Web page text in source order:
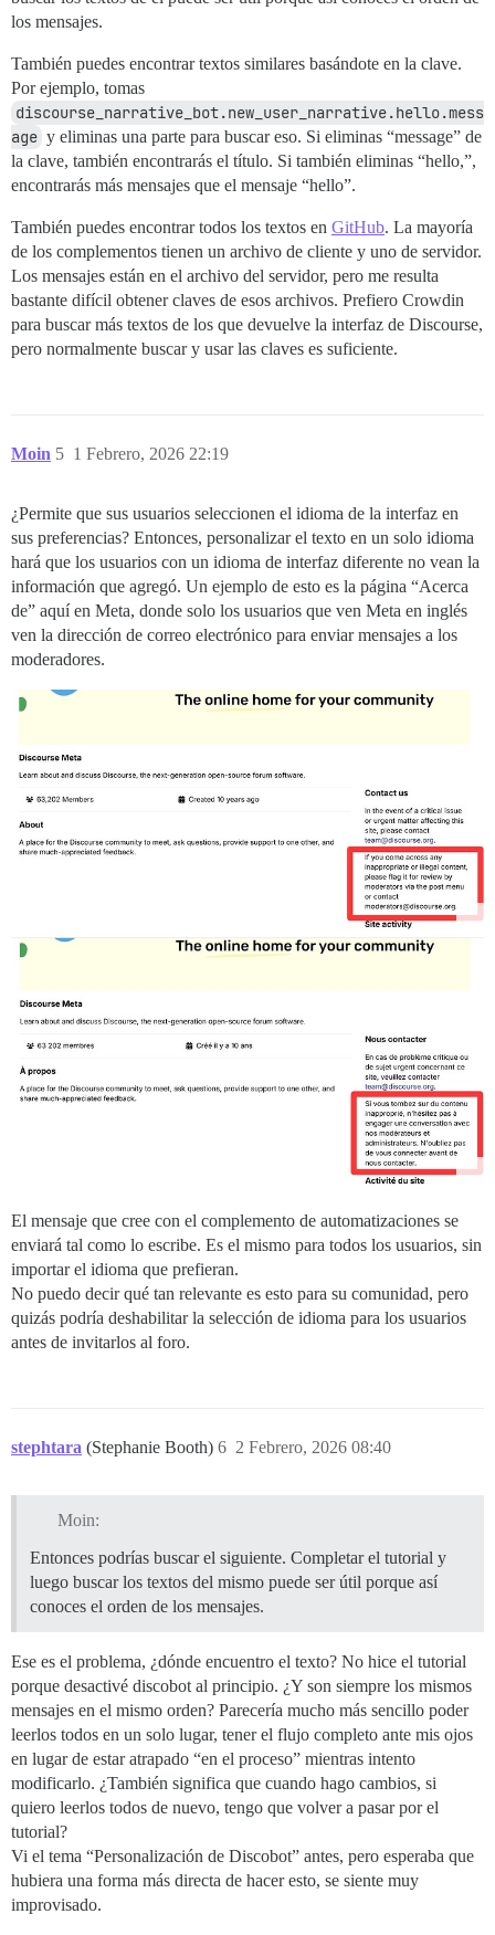
los mensajes.
También puedes encontrar textos similares basándote en la clave.
Por ejemplo, tomas
discourse_narrative_bot.new_user_narrative.hello.mess
age y eliminas una parte para buscar eso. Si eliminas “message” de
la clave, también encontrarás el título. Si también eliminas “hello,”,
encontrarás más mensajes que el mensaje “hello”.
También puedes encontrar todos los textos en GitHub. La mayoría
de los complementos tienen un archivo de cliente y uno de servidor.
Los mensajes están en el archivo del servidor, pero me resulta
bastante difícil obtener claves de esos archivos. Prefiero Crowdin
para buscar más textos de los que devuelve la interfaz de Discourse,
pero normalmente buscar y usar las claves es suficiente.
Moin 1 Febrero, 2026 22:19
5
¿Permite que sus usuarios seleccionen el idioma de la interfaz en
sus preferencias? Entonces, personalizar el texto en un solo idioma
hará que los usuarios con un idioma de interfaz diferente no vean la
información que agregó. Un ejemplo de esto es la página “Acerca
de” aquí en Meta, donde solo los usuarios que ven Meta en inglés
ven la dirección de correo electrónico para enviar mensajes a los
moderadores.
El mensaje que cree con el complemento de automatizaciones se
enviará tal como lo escribe. Es el mismo para todos los usuarios, sin
importar el idioma que prefieran.
No puedo decir qué tan relevante es esto para su comunidad, pero
quizás podría deshabilitar la selección de idioma para los usuarios
antes de invitarlos al foro.
stephtara (Stephanie Booth) 2 Febrero, 2026 08:40
6
Moin:
Entonces podrías buscar el siguiente. Completar el tutorial y
luego buscar los textos del mismo puede ser útil porque así
conoces el orden de los mensajes.
Ese es el problema, ¿dónde encuentro el texto? No hice el tutorial
porque desactivé discobot al principio. ¿Y son siempre los mismos
mensajes en el mismo orden? Parecería mucho más sencillo poder
leerlos todos en un solo lugar, tener el flujo completo ante mis ojos
en lugar de estar atrapado “en el proceso” mientras intento
modificarlo. ¿También significa que cuando hago cambios, si
quiero leerlos todos de nuevo, tengo que volver a pasar por el
tutorial?
Vi el tema “Personalización de Discobot” antes, pero esperaba que
hubiera una forma más directa de hacer esto, se siente muy
improvisado.